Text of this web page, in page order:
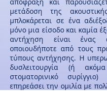
μετάδοση της
μπλοκάρεται σε ένα
μόνο μια είσοδο και καμία
αντήχηση είναι ένας
οποιουδήποτε από τους
τύπους αντήχησης. Η
δυσλειτουργία (ή
στοματορινικό
επηρεάσει την ομιλία με